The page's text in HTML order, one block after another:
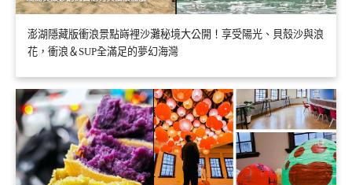
澎湖隱藏版衝浪景點嵵裡沙灘秘境大公開！享受陽光、貝殼沙與浪
花，衝浪＆SUP全滿足的夢幻海灣